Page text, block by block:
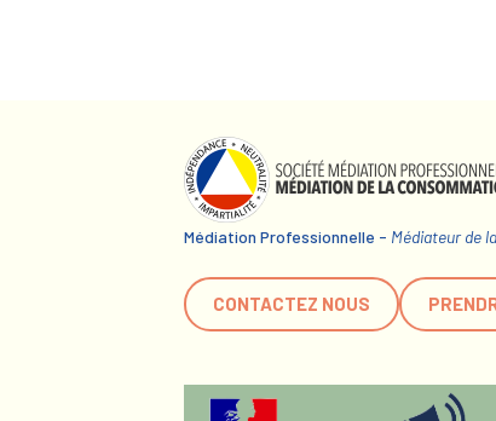
Médiation Professionnelle - Médiateur de
CONTACTEZ NOUS